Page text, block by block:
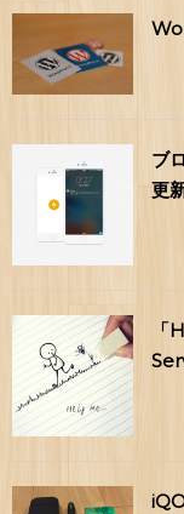
ブ
更